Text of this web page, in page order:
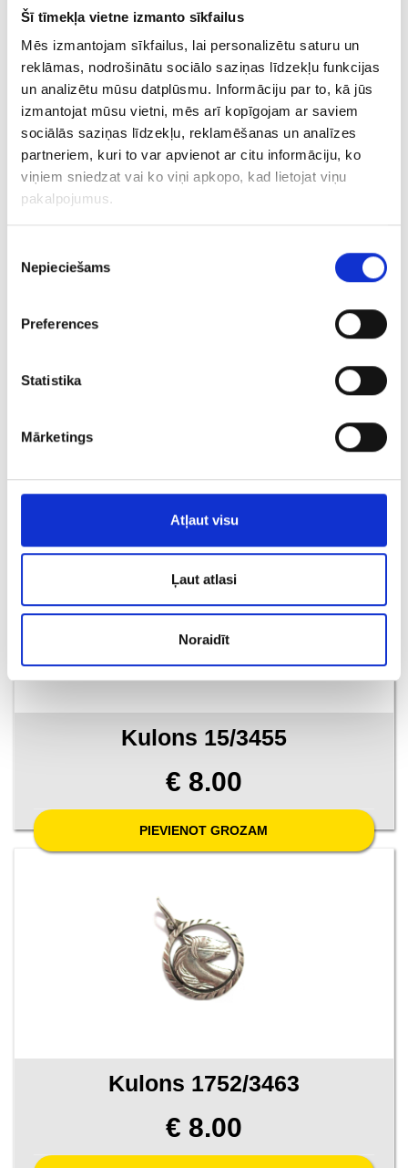
Šī tīmekļa vietne izmanto sīkfailus
Mēs izmantojam sīkfailus, lai personalizētu saturu un
reklāmas, nodrošinātu sociālo saziņas līdzekļu funkcijas
un analizētu mūsu datplūsmu. Informāciju par to, kā jūs
izmantojat mūsu vietni, mēs arī kopīgojam ar saviem
sociālās saziņas līdzekļu, reklamēšanas un analīzes
partneriem, kuri to var apvienot ar citu informāciju, ko
viņiem sniedzat vai ko viņi apkopo, kad lietojat viņu
pakalpojumus.
izvēle
Nepieciešams
Preferences
Statistika
Mārketings
Atļaut visu
Ļaut atlasi
Noraidīt
Kulons 20/0755
€ 7.86
PIEVIENOT GROZAM
Kulons 15/3455
€ 8.00
PIEVIENOT GROZAM
Kulons 1752/3463
€ 8.00